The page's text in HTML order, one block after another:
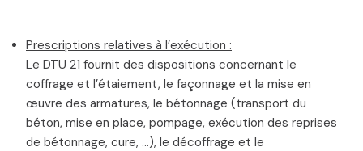
Prescriptions relatives à l’exécution :
Le DTU 21 fournit des dispositions concernant le
coffrage et l’étaiement, le façonnage et la mise en
œuvre des armatures, le bétonnage (transport du
béton, mise en place, pompage, exécution des reprises
de bétonnage, cure, …), le décoffrage et le